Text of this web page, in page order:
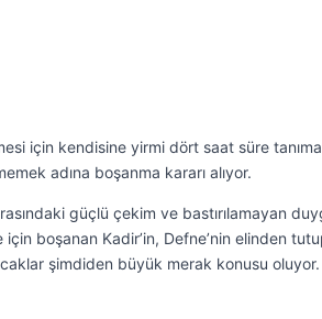
için kendisine yirmi dört saat süre
adına boşanma kararı alıyor.
güçlü çekim ve bastırılamayan
için boşanan Kadir’in, Defne’nin elinden
şimdiden büyük merak konusu oluyor.